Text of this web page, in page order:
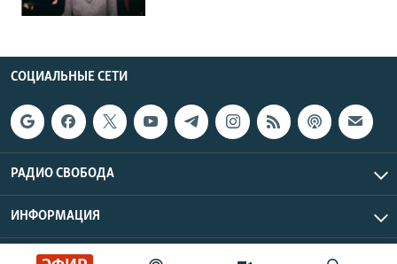
СОЦИАЛЬНЫЕ СЕТИ
РАДИО СВОБОДА
ИНФОРМАЦИЯ